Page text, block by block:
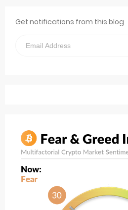
Get notifications from this blog